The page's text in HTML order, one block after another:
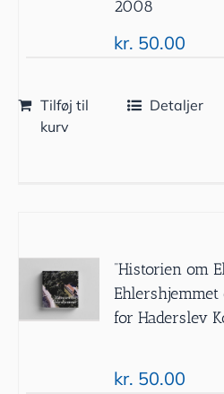
2008
kr. 50.00
Tilføj til
kurv
Detaljer
”Historien om
for Haderslev
kr. 50.00